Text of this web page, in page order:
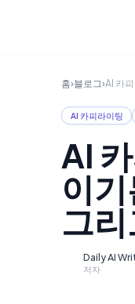
홈›블로그›AI 카
AI 카피라이팅
AI
이
그
Daily AI
저자